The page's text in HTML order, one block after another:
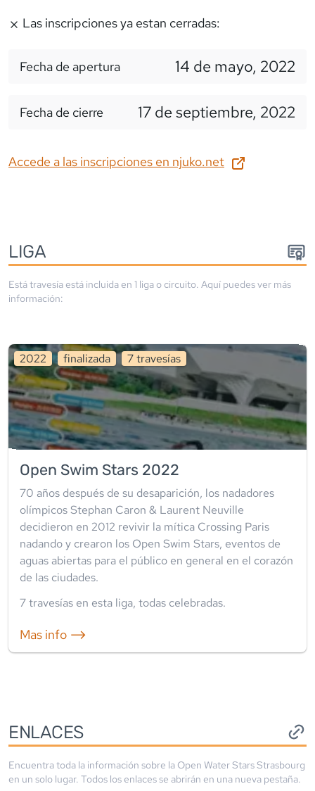
Las inscripciones ya estan cerradas:
Fecha de apertura 14 de mayo, 2022
Fecha de cierre 17 de septiembre, 2022
Accede a las inscripciones en njuko.net
LIGA
Está travesía está incluida en 1 liga o circuito. Aquí puedes ver más
información:
2022 finalizada 7travesías
Open Swim Stars 2022
70 años después de su desaparición, los nadadores
olímpicos Stephan Caron & Laurent Neuville
decidieron en 2012 revivir la mítica Crossing Paris
nadando y crearon los Open Swim Stars, eventos de
aguas abiertas para el público en general en el corazón
de las ciudades.
7travesías en esta liga, todas celebradas.
Mas info ⟶
ENLACES
Encuentra toda la información sobre la Open Water Stars Strasbourg
en un solo lugar. Todos los enlaces se abrirán en una nueva pestaña.